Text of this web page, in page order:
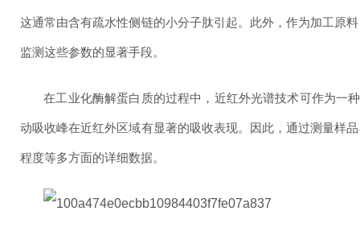
这通常由含有疏水性侧链的小分子肽引起。此外，作为加工原
监测这些参数的显著手段。
在工业化酶解蛋白质的过程中，近红外光谱技术可作为一
动吸收峰在近红外区域有显著的吸收表现。因此，通过测量样
程度等多方面的详细数据。